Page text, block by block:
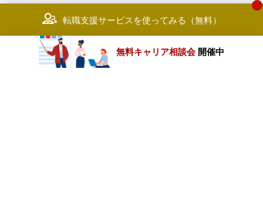
転職支援サービスを使ってみる（無料）
無料キャリア相談会 開催中